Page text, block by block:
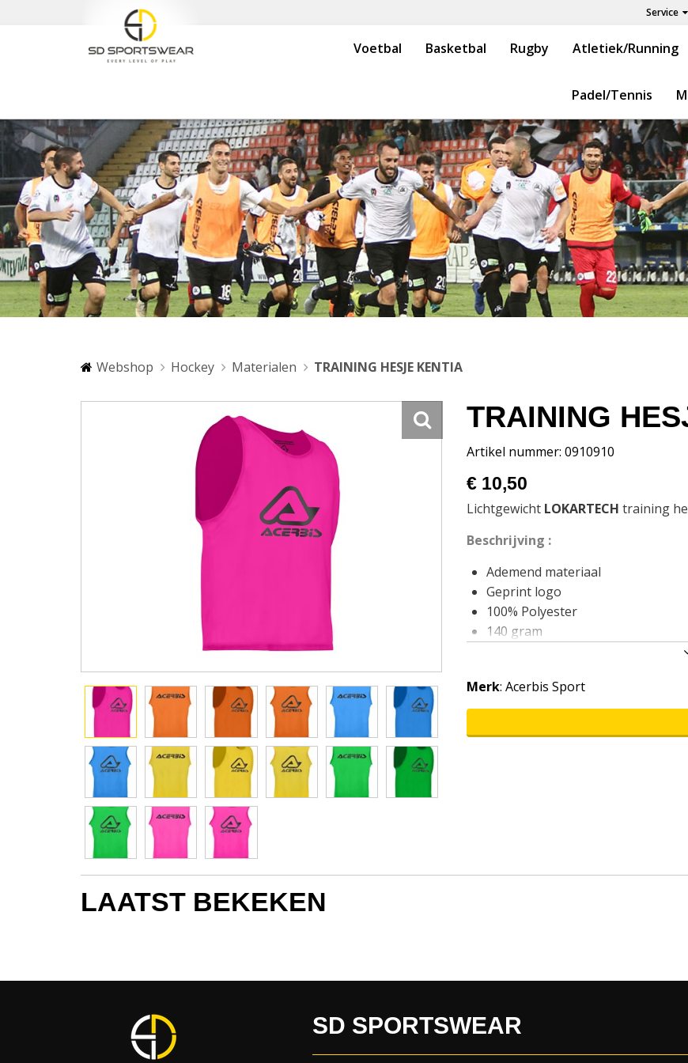
Service
Voetbal Basketbal Rugby Atletiek/Running
Padel/Tennis
Webshop Hockey Materialen TRAINING HESJE KENTIA
TRAINING
Artikel nummer: 0910910
€ 10,50
Lichtgewicht LOKARTECH training
Beschrijving :
Ademend materiaal
Geprint logo
100% Polyester
140 gram
Merk: Acerbis Sport
LAATST BEKEKEN
SD SPORTSWEAR